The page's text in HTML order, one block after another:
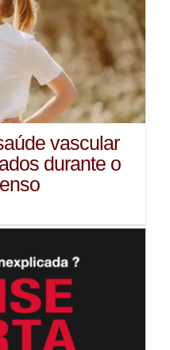
vascular
durante o